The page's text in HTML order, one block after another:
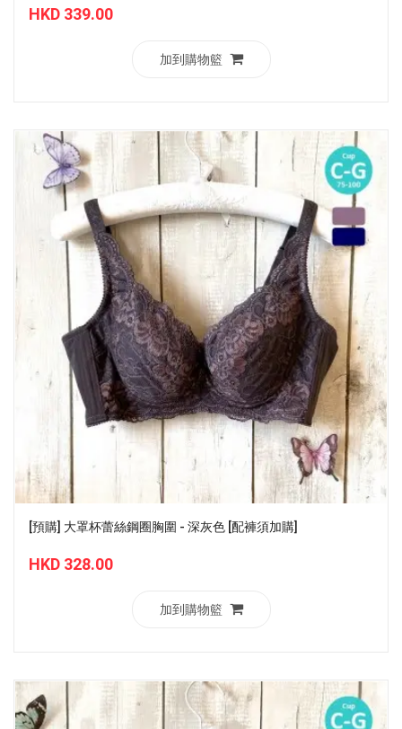
HKD 339.00
加到購物籃
[預購] 大罩杯蕾絲鋼圈胸圍 - 深灰色 [配褲須加購]
HKD 328.00
加到購物籃